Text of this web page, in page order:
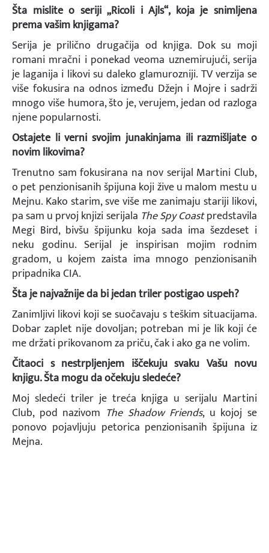
Šta mislite o seriji „Ricoli i Ajls“, koja je snimljena
prema vašim knjigama?
Serija je prilično drugačija od knjiga. Dok su moji
romani mračni i ponekad veoma uznemirujući, serija
je laganija i likovi su daleko glamurozniji. TV verzija se
više fokusira na odnos između Džejn i Mojre i sadrži
mnogo više humora, što je, verujem, jedan od razloga
njene popularnosti.
Ostajete li verni svojim junakinjama ili razmišljate o
novim likovima?
Trenutno sam fokusirana na nov serijal Martini Club,
o pet penzionisanih špijuna koji žive u malom mestu u
Mejnu. Kako starim, sve više me zanimaju stariji likovi,
pa sam u prvoj knjizi serijala The Spy Coastpredstavila
Megi Bird, bivšu špijunku koja sada ima šezdeset i
neku godinu. Serijal je inspirisan mojim rodnim
gradom, u kojem zaista ima mnogo penzionisanih
pripadnika CIA.
Šta je najvažnije da bi jedan triler postigao uspeh?
Zanimljivi likovi koji se suočavaju s teškim situacijama.
Dobar zaplet nije dovoljan; potreban mi je lik koji će
me držati prikovanom za priču, čak i ako ga ne volim.
Čitaoci s nestrpljenjem iščekuju svaku Vašu novu
knjigu. Šta mogu da očekuju sledeće?
Moj sledeći triler je treća knjiga u serijalu Martini
Club, pod nazivom The Shadow Friends, u kojoj se
ponovo pojavljuju petorica penzionisanih špijuna iz
Mejna.